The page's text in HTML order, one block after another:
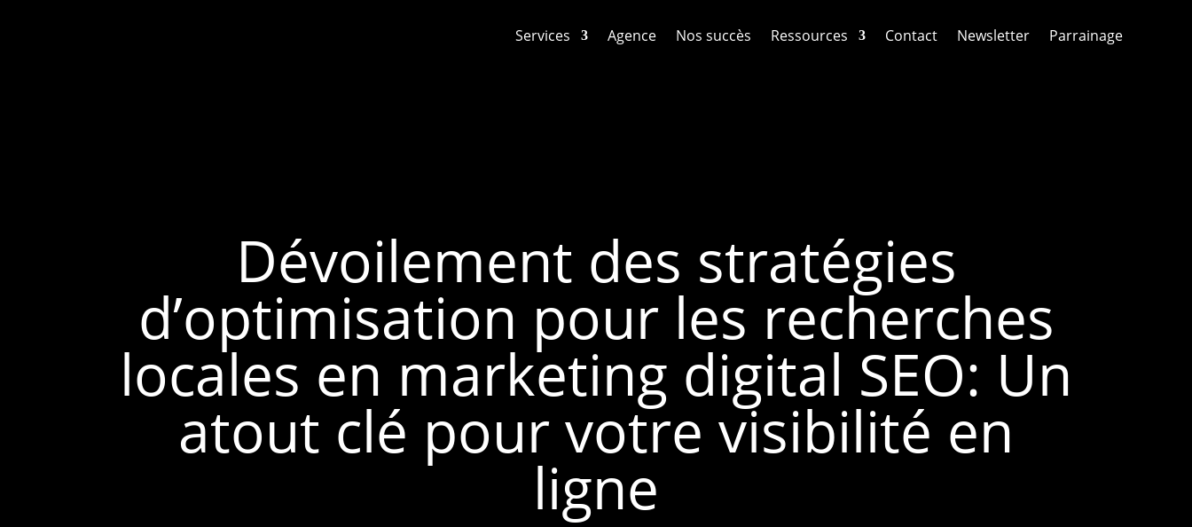
Services Agence Nos succès Ressources Contact Newsletter Parrainage
Dévoilement des stratégies
d’optimisation pour les recherches
locales en marketing digital SEO: Un
atout clé pour votre visibilité en
ligne